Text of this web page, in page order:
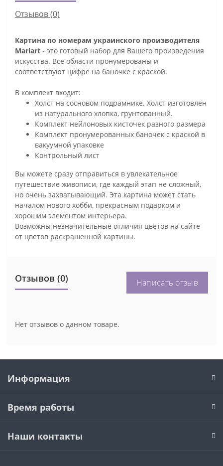
Отзывов (0)
Картина по номерам украинского производителя
Mariart - это готовый набор для Вашего произведения
искусства. Все области пронумерованы и
соответствуют цифре на баночке с краской.
В комплект входит:
Холст на сосновом подрамнике. Холст изготовлен
из натурального хлопка, грунтованный.
Комплект нейлоновых кисточек разного размера
Комплект пронумерованных баночек с краской в
вакуумной упаковке
Контрольный лист
Вы можете сразу отправиться в увлекательное
путешествие живописи, где каждый этап не сложный,
но очень захватывающий. Эта картина может стать
началом нового хобби, прекрасным подарком и
хорошим элементом интерьера.
Возможны незначительные отличия цветов на сайте
от цветов раскрашенной картины.
Отзывов (0) Написать отзыв
Нет отзывов о данном товаре.
Информация
Время работы
Наши контакты